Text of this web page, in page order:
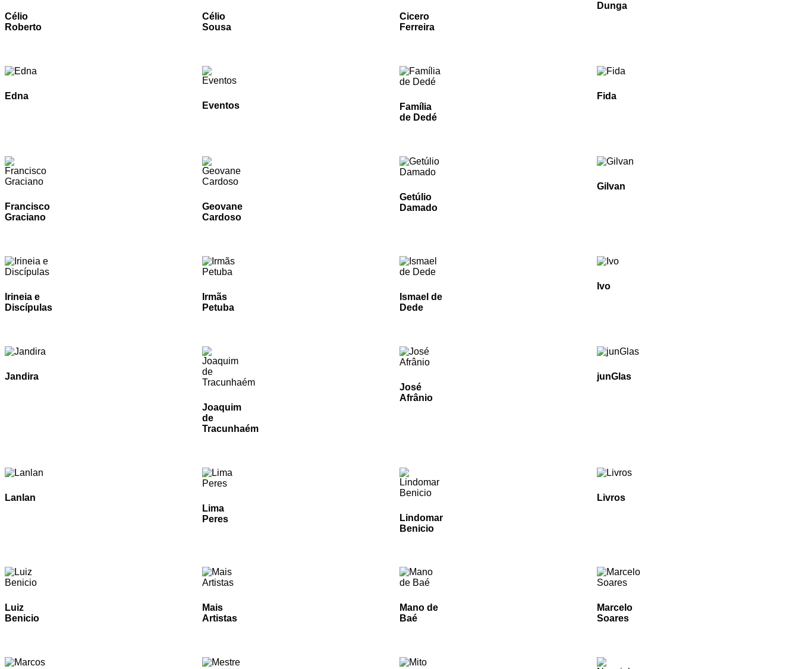
Célio
Roberto
Célio
Sousa
Cicero
Ferreira
Dunga
Edna
Eventos
Família
de Dedé
Fida
Francisco
Graciano
Geovane
Cardoso
Getúlio
Damado
Gilvan
Irineia e
Discípulas
Irmãs
Petuba
Ismael de
Dede
Ivo
Jandira
Joaquim
de
Tracunhaém
José
Afrânio
junGlas
Lanlan
Lima
Peres
Lindomar
Benicio
Livros
Luiz
Benicio
Mais
Artistas
Mano de
Baé
Marcelo
Soares